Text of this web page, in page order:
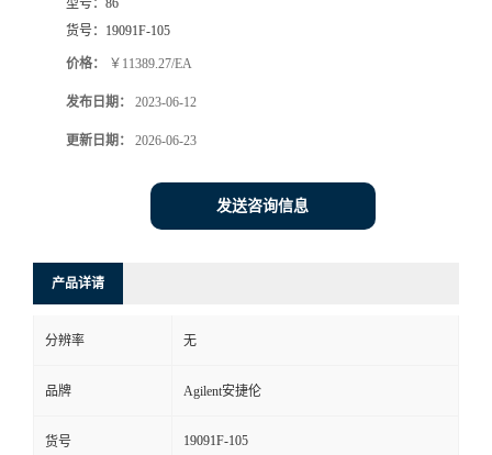
型号： 86
货号： 19091F-105
价格： ￥11389.27/EA
发布日期： 2023-06-12
更新日期： 2026-06-23
发送咨询信息
产品详请
分辨率 无
品牌 Agilent安捷伦
货号 19091F-105